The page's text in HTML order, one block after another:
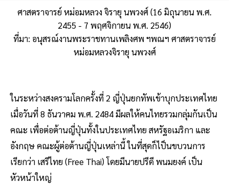
ศาสตราจารย์ หม่อมหลวง จิรายุ นพวงศ์ (16 มิถุนายน พ.ศ.
2455 - 7 พฤศจิกายน พ.ศ. 2546)
ที่มา: อนุสรณ์งานพระราชทานเพลิงศพ ฯพณฯ ศาสตราจารย์
หม่อมหลวงจิรายุ นพวงศ์
ในระหว่างสงครามโลกครั้งที่ 2 ญี่ปุ่นยกทัพเข้าบุกประเทศไทย
เมื่อวันที่ 8 ธันวาคม พ.ศ. 2484 มีผลให้คนไทยรวมกลุ่มกันเป็น
คณะ เพื่อต่อต้านญี่ปุ่นทั้งในประเทศไทย สหรัฐอเมริกา และ
อังกฤษ คณะผู้ต่อต้านญี่ปุ่นเหล่านี้ ในที่สุดก็ไป็นขบวนการ
เรียกว่า เสรีไทย (Free Thai) โดยมีนายปรีดี พนมยงค์ เป็น
หัวหน้าใหญ่